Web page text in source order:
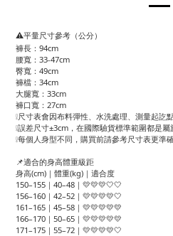
⚠️平量尺寸參考（公分）
褲長：94cm
腰寬：33-47cm
臀寬：49cm
褲檔：34cm
大腿寬：33cm
褲口寬：27cm
❕尺寸表會因布料彈性、水洗處理、測量起訖
❕誤差尺寸±3cm，在國際驗貨標準範圍都是
❕每個人身型不同，購買前請參考尺寸表更準確
📌適合的身高體重級距
身高(cm)｜體重(kg)｜適合度
150–155｜40–48｜💛💛💛🤍🤍
156–160｜42–52｜💛💛💛💛🤍
161–165｜45–58｜💛💛💛💛💛
166–170｜50–65｜💛💛💛💛💛
171–175｜55–72｜💛💛💛💛🤍